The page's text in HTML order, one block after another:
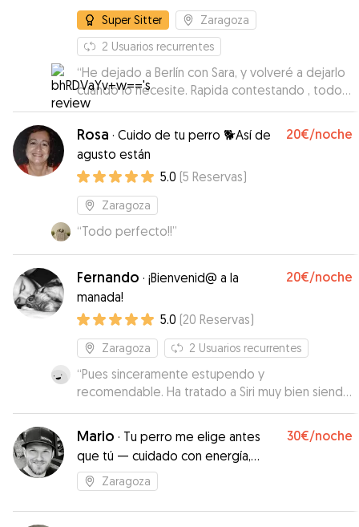
Super Sitter
Zaragoza
2 Usuarios recurrentes
“He dejado a Berlín con Sara, y volveré a dejarlo
cuando lo necesite. Rapida contestando , todos
los días nos ha informado y nos ha ido enviando
fotos y vídeos. Hemos estado tranquilos desde
tan lejos, Berlín estaba bien cuidado.
Rosa · Cuido de tu perro 🐕Así de
agusto están
20€/noche
5.0 (5 Reservas)
Zaragoza
“Todo perfecto!!”
Fernando · ¡Bienvenid@ a la
manada!
20€/noche
5.0 (20 Reservas)
Zaragoza 2 Usuarios recurrentes
“Pues sinceramente estupendo y
recomendable. Ha tratado a Siri muy bien siendo
que es una perrita muy miedosa y poco
sociable. Volvería a dejársela 😊
Mario · Tu perro me elige antes
que tú — cuidado con energía,
respeto y conexión real
30€/noche
Zaragoza